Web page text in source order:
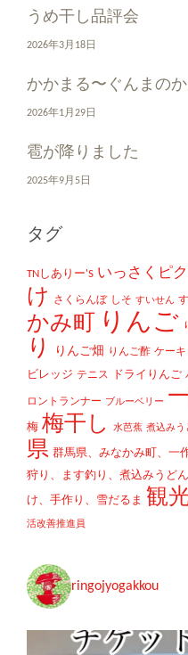
うめ干し品評会
2026年3月18日
かかまる〜ぐんまの
2026年1月29日
雹が降りました
2025年9月5日
タグ
TNしありー'S いっさくピ
け
さくらんぼ しそ すいせん
かみ町
りんご
り
りんご畑 りんご酢 ケーキ
ビレッジ テニス ドライりんご
ロントランナー ブルーベリー
梅 梅干し 水芭蕉 煮込みう
県 群馬県、みなかみ町、一
狩り、ます釣り、煮込みうど
け、手作り、雪だるま 観
活改善推進員
ringojyogakkou